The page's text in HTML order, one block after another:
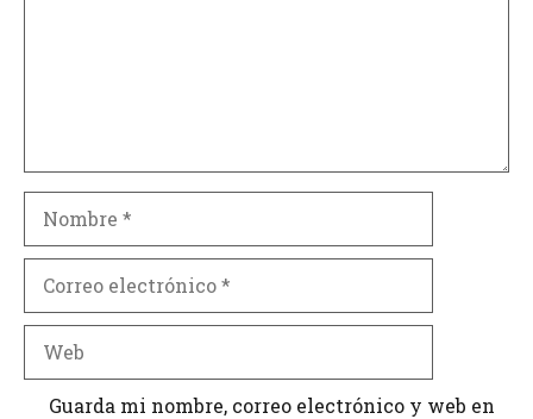
electrónico
Guarda mi nombre, correo electrónico y web en